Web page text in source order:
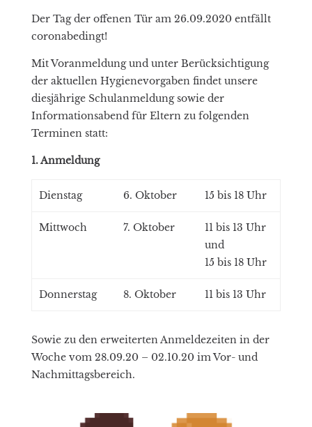
Der Tag der offenen Tür am 26.09.2020 entfällt
coronabedingt!
Mit Voranmeldung und unter Berücksichtigung
der aktuellen Hygienevorgaben findet unsere
diesjährige Schulanmeldung sowie der
Informationsabend für Eltern zu folgenden
Terminen statt:
1. Anmeldung
Dienstag 6. Oktober 15 bis 18 Uhr
Mittwoch 7. Oktober
11 bis 13 Uhr
und
15 bis 18 Uhr
Donnerstag 8. Oktober 11 bis 13 Uhr
Sowie zu den erweiterten Anmeldezeiten in der
Woche vom 28.09.20 – 02.10.20 im Vor- und
Nachmittagsbereich.